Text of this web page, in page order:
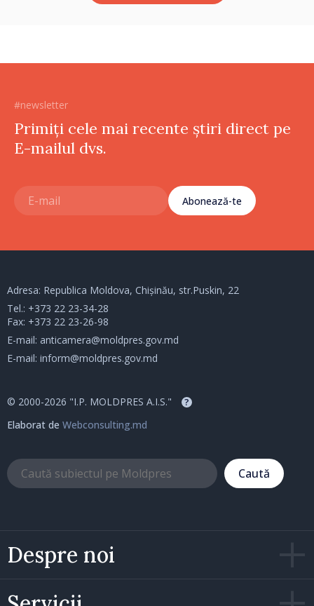
#newsletter
Primiți cele mai recente știri direct pe
E-mailul dvs.
Abonează-te
Despre noi
Adresa: Republica Moldova, Chișinău, str.Puskin, 22
Tel.: +373 22 23-34-28
Fax: +373 22 23-26-98
E-mail: anticamera@moldpres.gov.md
E-mail: inform@moldpres.gov.md
© 2000-2026 "I.P. MOLDPRES A.I.S." ?
Elaborat de Webconsulting.md
Caută